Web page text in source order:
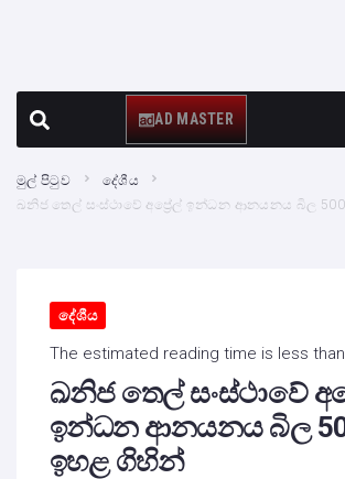
AD MASTER
මුල් පිටුව
දේශීය
ඛනිජ තෙල් සංස්ථාවේ අප්‍රේල් ඉන්ධන ආනයනය බිල
දේශීය
The estimated reading time is less
ඛනිජ තෙල් සංස්ථාවේ
ඉන්ධන ආනයනය බිල
ඉහළ ගිහින්